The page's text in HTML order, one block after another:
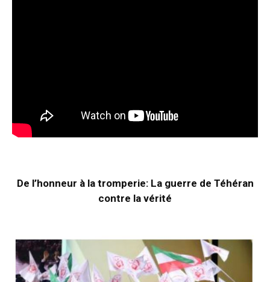
De l’honneur à la tromperie: La guerre de Téhéran
contre la vérité